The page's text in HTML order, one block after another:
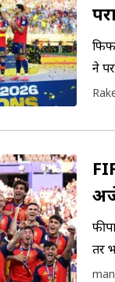
ने
तर